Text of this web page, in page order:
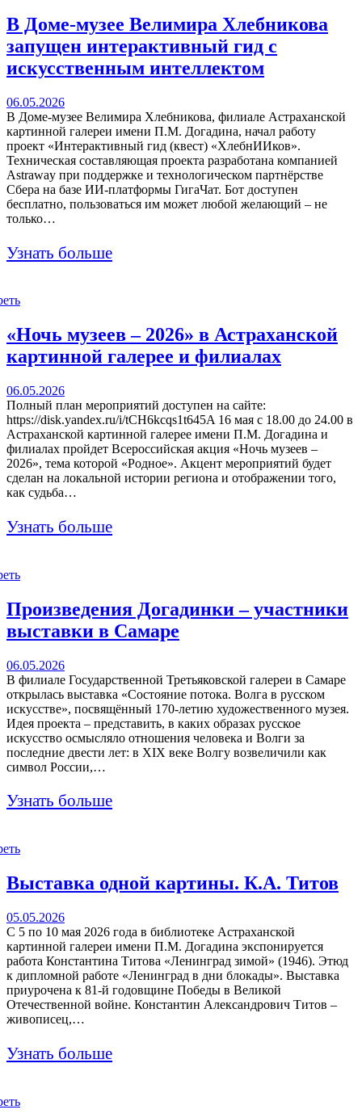
В Доме-музее Велимира Хлебникова
запущен интерактивный гид с
искусственным интеллектом
06.05.2026
В Доме-музее Велимира Хлебникова, филиале Астраханской
картинной галереи имени П.М. Догадина, начал работу
проект «Интерактивный гид (квест) «ХлебнИИков».
Техническая составляющая проекта разработана компанией
Astraway при поддержке и технологическом партнёрстве
Сбера на базе ИИ-платформы ГигаЧат. Бот доступен
бесплатно, пользоваться им может любой желающий – не
только…
Узнать больше
«Ночь музеев – 2026» в Астраханской
картинной галерее и филиалах
06.05.2026
Полный план мероприятий доступен на сайте:
https://disk.yandex.ru/i/tCH6kcqs1t645A 16 мая с 18.00 до 24.00 в
Астраханской картинной галерее имени П.М. Догадина и
филиалах пройдет Всероссийская акция «Ночь музеев –
2026», тема которой «Родное». Акцент мероприятий будет
сделан на локальной истории региона и отображении того,
как судьба…
Узнать больше
Произведения Догадинки – участники
выставки в Самаре
06.05.2026
В филиале Государственной Третьяковской галереи в Самаре
открылась выставка «Состояние потока. Волга в русском
искусстве», посвящённый 170-летию художественного музея.
Идея проекта – представить, в каких образах русское
искусство осмысляло отношения человека и Волги за
последние двести лет: в XIX веке Волгу возвеличили как
символ России,…
Узнать больше
Выставка одной картины. К.А. Титов
05.05.2026
С 5 по 10 мая 2026 года в библиотеке Астраханской
картинной галереи имени П.М. Догадина экспонируется
работа Константина Титова «Ленинград зимой» (1946). Этюд
к дипломной работе «Ленинград в дни блокады». Выставка
приурочена к 81-й годовщине Победы в Великой
Отечественной войне. Константин Александрович Титов –
живописец,…
Узнать больше